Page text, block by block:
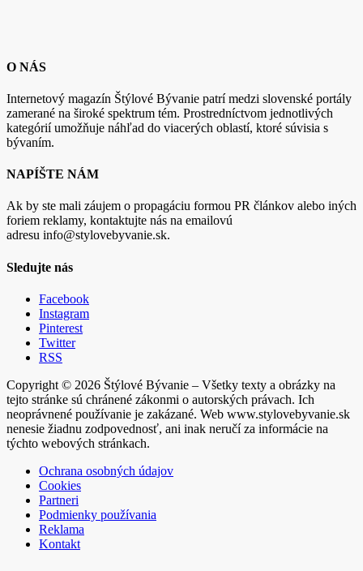
O NÁS
Internetový magazín Štýlové Bývanie patrí medzi slovenské portály
zamerané na široké spektrum tém. Prostredníctvom jednotlivých
kategórií umožňuje náhľad do viacerých oblastí, ktoré súvisia s
bývaním.
NAPÍŠTE NÁM
Ak by ste mali záujem o propagáciu formou PR článkov alebo iných
foriem reklamy, kontaktujte nás na emailovú
adresu info@stylovebyvanie.sk.
Sledujte nás
Facebook
Instagram
Pinterest
Twitter
RSS
Copyright © 2026 Štýlové Bývanie – Všetky texty a obrázky na
tejto stránke sú chránené zákonmi o autorských právach. Ich
neoprávnené používanie je zakázané. Web www.stylovebyvanie.sk
nenesie žiadnu zodpovednosť, ani inak neručí za informácie na
týchto webových stránkach.
Ochrana osobných údajov
Cookies
Partneri
Podmienky používania
Reklama
Kontakt